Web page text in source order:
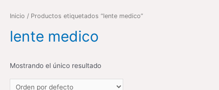
Inicio / Productos etiquetados “lente medico”
lente medico
Mostrando el único resultado